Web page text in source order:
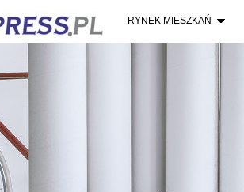
RYNEK MIESZKAŃ